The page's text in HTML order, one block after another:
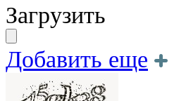
Загрузить
Добавить еще